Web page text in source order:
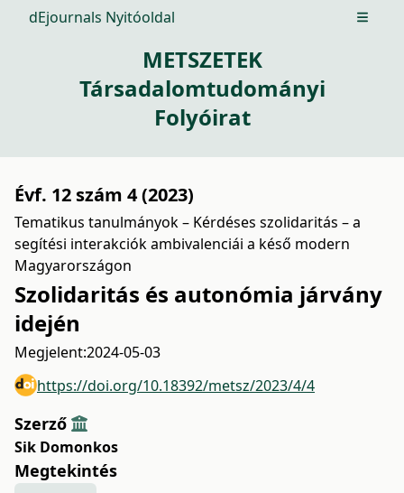
dEjournals Nyitóoldal Open
METSZETEK
Társadalomtudományi
Folyóirat
Évf. 12 szám 4 (2023)
Tematikus tanulmányok – Kérdéses szolidaritás – a
segítési interakciók ambivalenciái a késő modern
Magyarországon
Szolidaritás és autonómia járvány
idején
Megjelent:2024-05-03
https://doi.org/10.18392/metsz/2023/4/4
Szerző
Sik Domonkos
Megtekintés